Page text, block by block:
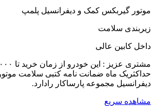
موتور گیربکس کمک و دیفرانسیل پلمپ
زیربندی سلامت
داخل کابین عالی
حداکثریک ماه ضمانت نامه کتبی سلامت
دیفرانسیل مجموعه پارساکار رادارد.
مشاهده سریع